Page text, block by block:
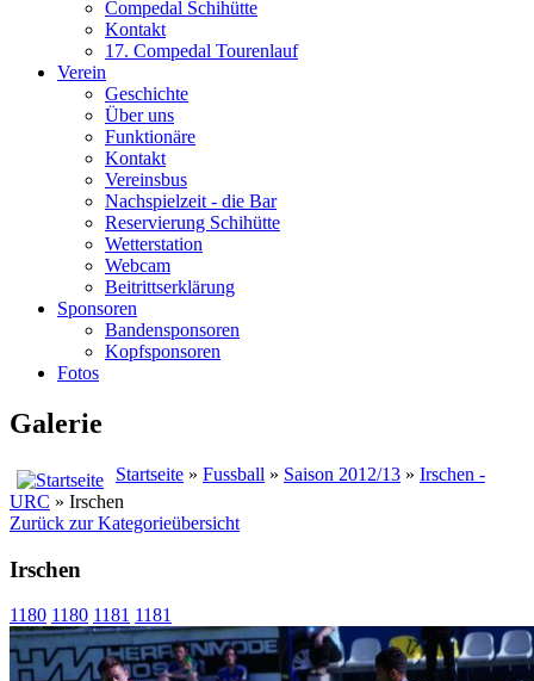
Compedal Schihütte
Kontakt
17. Compedal Tourenlauf
Verein
Geschichte
Über uns
Funktionäre
Kontakt
Vereinsbus
Nachspielzeit - die Bar
Reservierung Schihütte
Wetterstation
Webcam
Beitrittserklärung
Sponsoren
Bandensponsoren
Kopfsponsoren
Fotos
Galerie
Startseite » Fussball » Saison 2012/13 » Irschen -
URC » Irschen
Zurück zur Kategorieübersicht
Irschen
1180 1180 1181 1181